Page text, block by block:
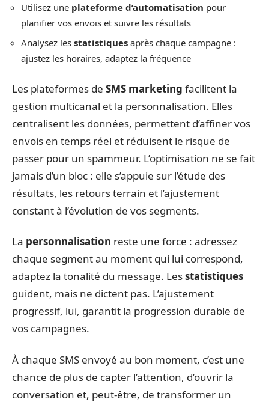
Utilisez une plateforme d’automatisation pour
planifier vos envois et suivre les résultats
Analysez les statistiques après chaque campagne :
ajustez les horaires, adaptez la fréquence
Les plateformes de SMS marketing facilitent la
gestion multicanal et la personnalisation. Elles
centralisent les données, permettent d’affiner vos
envois en temps réel et réduisent le risque de
passer pour un spammeur. L’optimisation ne se fait
jamais d’un bloc : elle s’appuie sur l’étude des
résultats, les retours terrain et l’ajustement
constant à l’évolution de vos segments.
La personnalisation reste une force : adressez
chaque segment au moment qui lui correspond,
adaptez la tonalité du message. Lesstatistiques
guident, mais ne dictent pas. L’ajustement
progressif, lui, garantit la progression durable de
vos campagnes.
À chaque SMS envoyé au bon moment, c’est une
chance de plus de capter l’attention, d’ouvrir la
conversation et, peut-être, de transformer un